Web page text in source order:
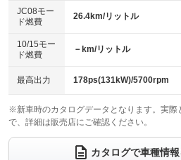
電動格納ミラー
：装備あり
：装備なし
パワーシート
ベンチシート
：装備なし
チップアップシート
：装備なし
：装備なし
ウォークスルー
：装備なし
電動リアゲート
JC08モー
ド燃費
26.4km/リットル
10/15モー
ド燃費
－km/リットル
最高出力 178ps(131kW)/5700rpm
※新車時のカタログデータとなります。実際
で、詳細は販売店にご確認ください。
カタログで車種情